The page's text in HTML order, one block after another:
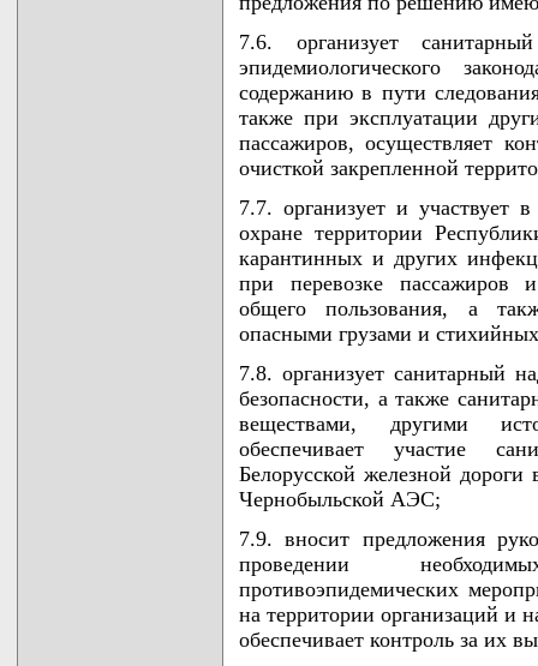
7.6. организует
эпидемиологического
содержанию в пути
также при эксплуатации
пассажиров, осуществляет
очисткой закрепленной
7.7. организует и участвует
охране территории
карантинных и других
при перевозке пассажиров
общего пользования, а
опасными грузами и
7.8. организует санитарный
безопасности, а также
веществами, другими
обеспечивает участие
Белорусской железной
Чернобыльской АЭС;
7.9. вносит предложения
проведении
противоэпидемических
на территории организаций и
обеспечивает контроль за их